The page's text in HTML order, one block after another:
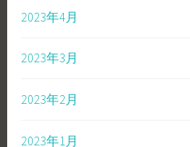
2023年4月
2023年3月
2023年2月
2023年1月